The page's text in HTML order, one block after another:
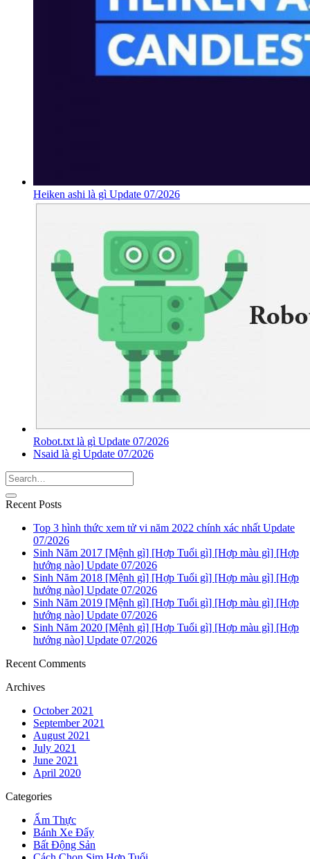
Heiken ashi là gì Update 07/2026
Robot.txt là gì Update 07/2026
Nsaid là gì Update 07/2026
Recent Posts
Top 3 hình thức xem tử vi năm 2022 chính xác nhất Update
07/2026
Sinh Năm 2017 [Mệnh gì] [Hợp Tuổi gì] [Hợp màu gì] [Hợp
hướng nào] Update 07/2026
Sinh Năm 2018 [Mệnh gì] [Hợp Tuổi gì] [Hợp màu gì] [Hợp
hướng nào] Update 07/2026
Sinh Năm 2019 [Mệnh gì] [Hợp Tuổi gì] [Hợp màu gì] [Hợp
hướng nào] Update 07/2026
Sinh Năm 2020 [Mệnh gì] [Hợp Tuổi gì] [Hợp màu gì] [Hợp
hướng nào] Update 07/2026
Recent Comments
Archives
October 2021
September 2021
August 2021
July 2021
June 2021
April 2020
Categories
Ẩm Thực
Bánh Xe Đẩy
Bất Động Sản